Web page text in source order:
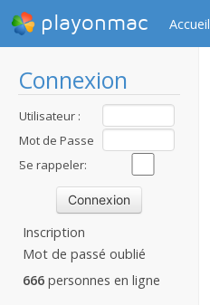
playonmac Accueil
Connexion
Utilisateur :
Mot de Passe
:Se rappeler:
Inscription
Mot de passé oublié
666 personnes en ligne